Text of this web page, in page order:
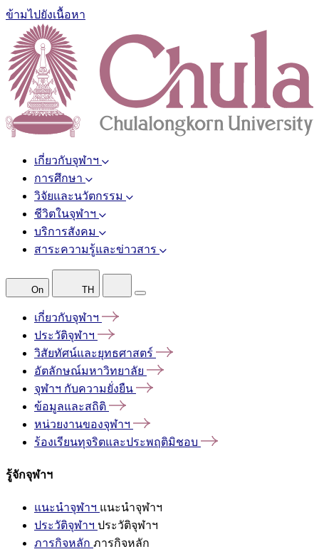
ข้ามไปยังเนื้อหา
เกี่ยวกับจุฬาฯ
การศึกษา
วิจัยและนวัตกรรม
ชีวิตในจุฬาฯ
บริการสังคม
สาระความรู้และข่าวสาร
On TH
เกี่ยวกับจุฬาฯ
ประวัติจุฬาฯ
วิสัยทัศน์และยุทธศาสตร์
อัตลักษณ์มหาวิทยาลัย
จุฬาฯ กับความยั่งยืน
ข้อมูลและสถิติ
หน่วยงานของจุฬาฯ
ร้องเรียนทุจริตและประพฤติมิชอบ
รู้จักจุฬาฯ
แนะนำจุฬาฯ แนะนำจุฬาฯ
ประวัติจุฬาฯ ประวัติจุฬาฯ
ภารกิจหลัก ภารกิจหลัก